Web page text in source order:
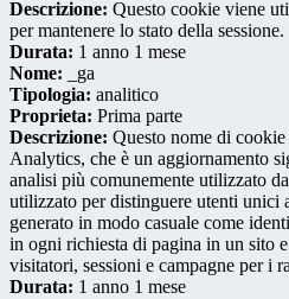
Descrizione: Questo cookie viene
per mantenere lo stato della sessione.
Durata: 1 anno 1 mese
Nome: _ga
Tipologia: analitico
Proprieta: Prima parte
Descrizione: Questo nome di
Analytics, che è un aggiornamento
analisi più comunemente utilizzato
utilizzato per distinguere utenti unici
generato in modo casuale come
in ogni richiesta di pagina in un sito
visitatori, sessioni e campagne per i
Durata: 1 anno 1 mese